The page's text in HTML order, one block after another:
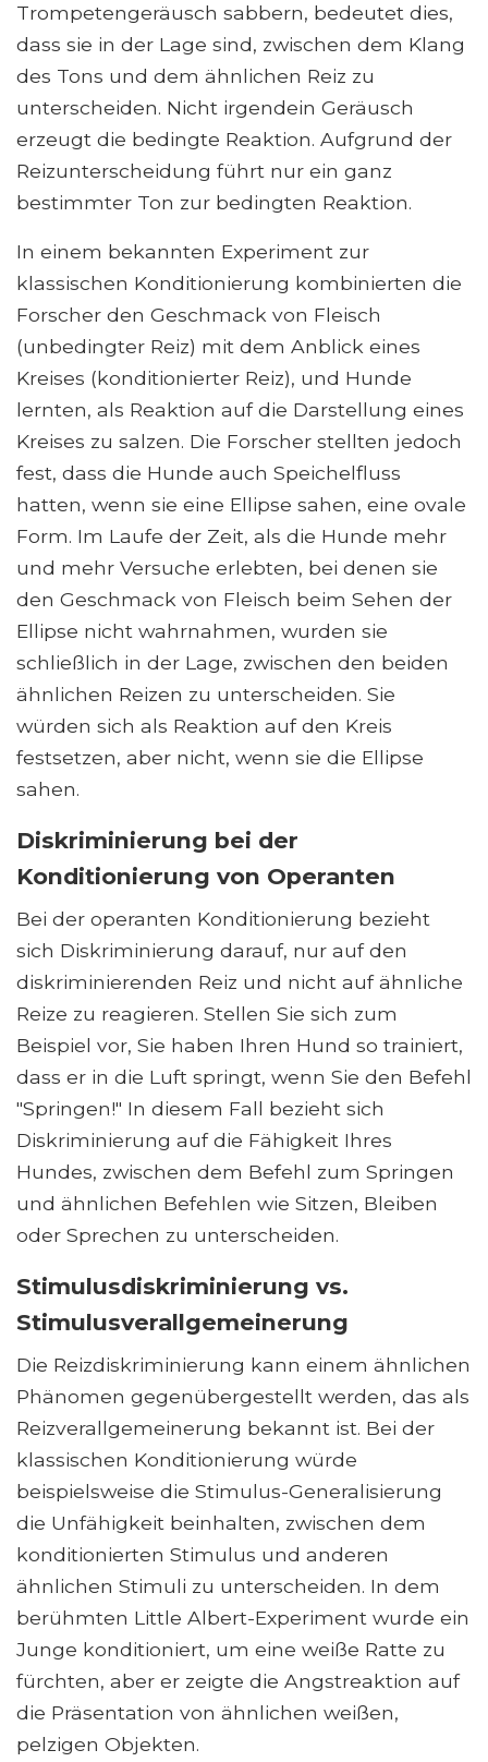
Trompetengeräusch sabbern, bedeutet dies,
dass sie in der Lage sind, zwischen dem Klang
des Tons und dem ähnlichen Reiz zu
unterscheiden. Nicht irgendein Geräusch
erzeugt die bedingte Reaktion. Aufgrund der
Reizunterscheidung führt nur ein ganz
bestimmter Ton zur bedingten Reaktion.
In einem bekannten Experiment zur
klassischen Konditionierung kombinierten die
Forscher den Geschmack von Fleisch
(unbedingter Reiz) mit dem Anblick eines
Kreises (konditionierter Reiz), und Hunde
lernten, als Reaktion auf die Darstellung eines
Kreises zu salzen. Die Forscher stellten jedoch
fest, dass die Hunde auch Speichelfluss
hatten, wenn sie eine Ellipse sahen, eine ovale
Form. Im Laufe der Zeit, als die Hunde mehr
und mehr Versuche erlebten, bei denen sie
den Geschmack von Fleisch beim Sehen der
Ellipse nicht wahrnahmen, wurden sie
schließlich in der Lage, zwischen den beiden
ähnlichen Reizen zu unterscheiden. Sie
würden sich als Reaktion auf den Kreis
festsetzen, aber nicht, wenn sie die Ellipse
sahen.
Diskriminierung bei der
Konditionierung von Operanten
Bei der operanten Konditionierung bezieht
sich Diskriminierung darauf, nur auf den
diskriminierenden Reiz und nicht auf ähnliche
Reize zu reagieren. Stellen Sie sich zum
Beispiel vor, Sie haben Ihren Hund so trainiert,
dass er in die Luft springt, wenn Sie den Befehl
"Springen!" In diesem Fall bezieht sich
Diskriminierung auf die Fähigkeit Ihres
Hundes, zwischen dem Befehl zum Springen
und ähnlichen Befehlen wie Sitzen, Bleiben
oder Sprechen zu unterscheiden.
Stimulusdiskriminierung vs.
Stimulusverallgemeinerung
Die Reizdiskriminierung kann einem ähnlichen
Phänomen gegenübergestellt werden, das als
Reizverallgemeinerung bekannt ist. Bei der
klassischen Konditionierung würde
beispielsweise die Stimulus-Generalisierung
die Unfähigkeit beinhalten, zwischen dem
konditionierten Stimulus und anderen
ähnlichen Stimuli zu unterscheiden. In dem
berühmten Little Albert-Experiment wurde ein
Junge konditioniert, um eine weiße Ratte zu
fürchten, aber er zeigte die Angstreaktion auf
die Präsentation von ähnlichen weißen,
pelzigen Objekten.